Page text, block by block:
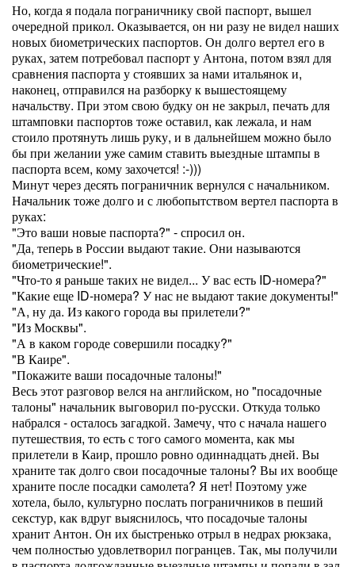
Но, когда я подала пограничнику свой паспорт, вышел
очередной прикол. Оказывается, он ни разу не видел наших
новых биометрических паспортов. Он долго вертел его в
руках, затем потребовал паспорт у Антона, потом взял для
сравнения паспорта у стоявших за нами итальянок и,
наконец, отправился на разборку к вышестоящему
начальству. При этом свою будку он не закрыл, печать для
штамповки паспортов тоже оставил, как лежала, и нам
стоило протянуть лишь руку, и в дальнейшем можно было
бы при желании уже самим ставить выездные штампы в
паспорта всем, кому захочется! :-)))
Минут через десять пограничник вернулся с начальником.
Начальник тоже долго и с любопытством вертел паспорта в
руках:
"Это ваши новые паспорта?" - спросил он.
"Да, теперь в России выдают такие. Они называются
биометрические!".
"Что-то я раньше таких не видел... У вас есть ID-номера?"
"Какие еще ID-номера? У нас не выдают такие документы!"
"А, ну да. Из какого города вы прилетели?"
"Из Москвы".
"А в каком городе совершили посадку?"
"В Каире".
"Покажите ваши посадочные талоны!"
Весь этот разговор велся на английском, но "посадочные
талоны" начальник выговорил по-русски. Откуда только
набрался - осталось загадкой. Замечу, что с начала нашего
путешествия, то есть с того самого момента, как мы
прилетели в Каир, прошло ровно одиннадцать дней. Вы
храните так долго свои посадочные талоны? Вы их вообще
храните после посадки самолета? Я нет! Поэтому уже
хотела, было, культурно послать пограничников в пеший
секстур, как вдруг выяснилось, что посадочые талоны
хранит Антон. Он их быстренько отрыл в недрах рюкзака,
чем полностью удовлетворил погранцев. Так, мы получили